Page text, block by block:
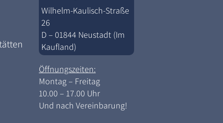
Wilhelm-Kaulisch-Straße
26
D – 01844 Neustadt (Im
Kaufland)
Öffnungszeiten:
Montag – Freitag
10.00 – 17.00 Uhr
Und nach Vereinbarung!